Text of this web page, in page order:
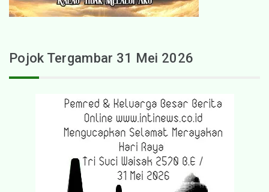
Pojok Tergambar 31 Mei 2026